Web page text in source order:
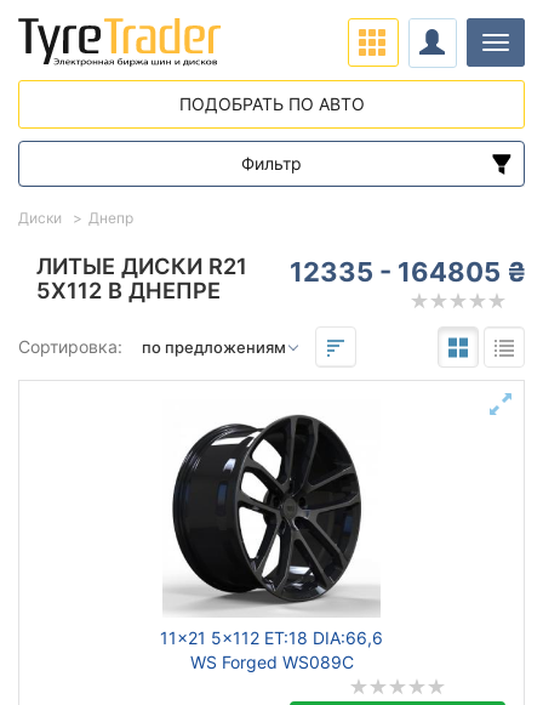
ЛИТЫЕ ДИСКИ R21
5X112 В ДНЕПРЕ
12335 - 164805 ₴
Сортировка:
11x21 5x112 ET:18 DIA:66,6
WS Forged WS089C
Диски Днепр
ПОДОБРАТЬ ПО АВТО
Фильтр
Диапазон цен
от до
до
до